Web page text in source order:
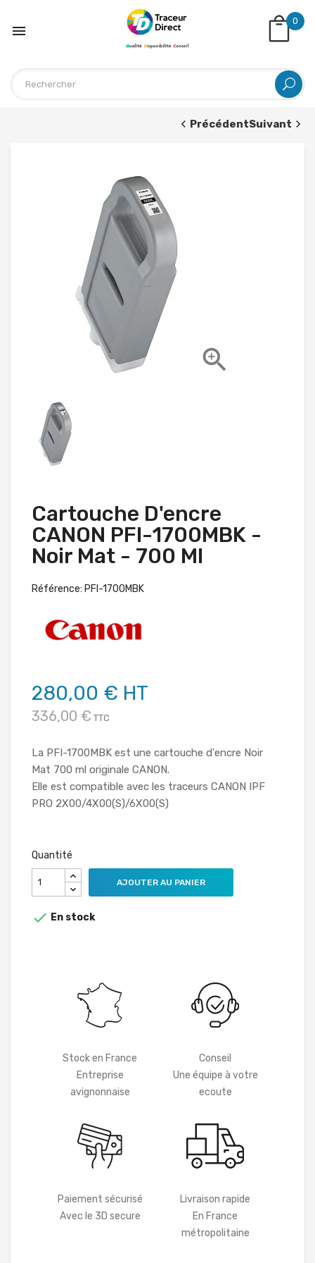

0
PrécédentSuivant

Cartouche D'encre
CANON PFI-1700MBK -
Noir Mat - 700 Ml
Référence: PFI-1700MBK
280,00 € HT
336,00 € TTC
La PFI-1700MBK est une cartouche d'encre Noir
Mat 700 ml originale CANON.
Elle est compatible avec les traceurs CANON IPF
PRO 2X00/4X00(S)/6X00(S)
Quantité
AJOUTER AU PANIER
 En stock
Stock en France
Entreprise
avignonnaise
Conseil
Une équipe à votre
ecoute
Paiement sécurisé
Avec le 3D secure
Livraison rapide
En France
métropolitaine